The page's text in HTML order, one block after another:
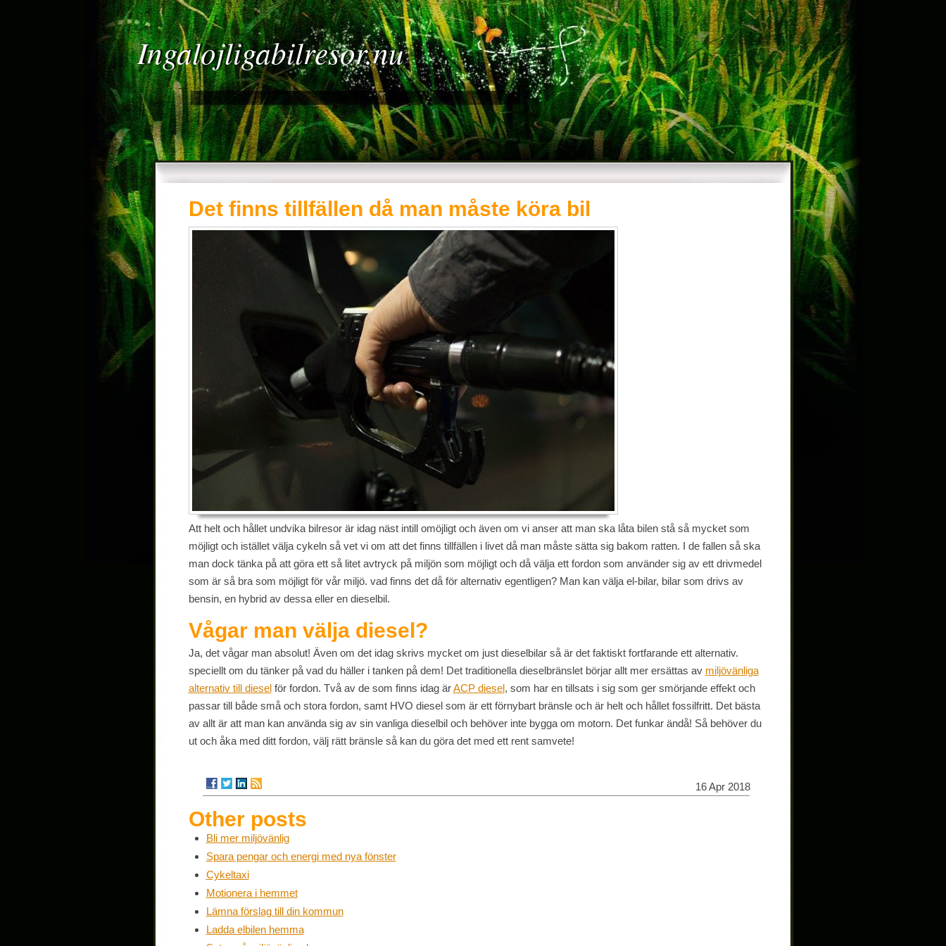
Ingalojligabilresor.nu
Det finns tillfällen då man måste köra bil
Att helt och hållet undvika bilresor är idag näst intill omöjligt och även om vi anser att man ska låta bilen stå så mycket som
möjligt och istället välja cykeln så vet vi om att det finns tillfällen i livet då man måste sätta sig bakom ratten. I de fallen så ska
man dock tänka på att göra ett så litet avtryck på miljön som möjligt och då välja ett fordon som använder sig av ett drivmedel
som är så bra som möjligt för vår miljö. vad finns det då för alternativ egentligen? Man kan välja el-bilar, bilar som drivs av
bensin, en hybrid av dessa eller en dieselbil.
Vågar man välja diesel?
Ja, det vågar man absolut! Även om det idag skrivs mycket om just dieselbilar så är det faktiskt fortfarande ett alternativ.
speciellt om du tänker på vad du häller i tanken på dem! Det traditionella dieselbränslet börjar allt mer ersättas av miljövänliga
alternativ till dieselför fordon. Två av de som finns idag ärACP diesel, som har en tillsats i sig som ger smörjande effekt och
passar till både små och stora fordon, samt HVO diesel som är ett förnybart bränsle och är helt och hållet fossilfritt. Det bästa
av allt är att man kan använda sig av sin vanliga dieselbil och behöver inte bygga om motorn. Det funkar ändå! Så behöver du
ut och åka med ditt fordon, välj rätt bränsle så kan du göra det med ett rent samvete!
16 Apr 2018
Other posts
Bli mer miljövänlig
Spara pengar och energi med nya fönster
Cykeltaxi
Motionera i hemmet
Lämna förslag till din kommun
Ladda elbilen hemma